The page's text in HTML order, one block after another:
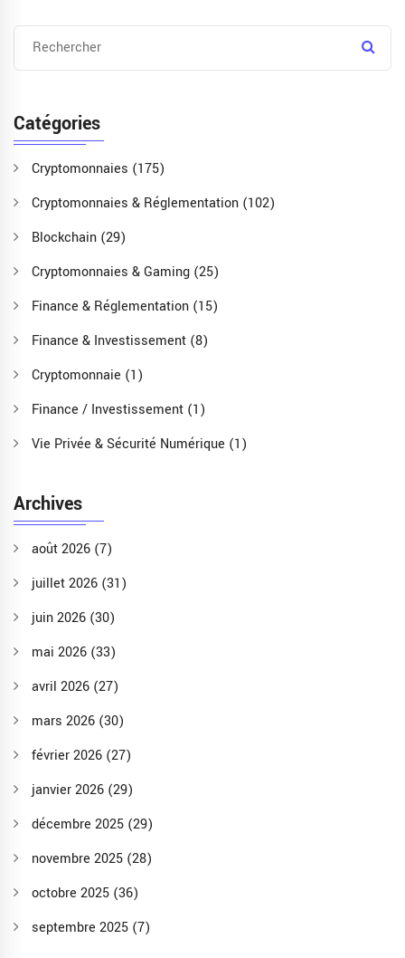
Catégories
Cryptomonnaies (175)
Cryptomonnaies & Réglementation (102)
Blockchain (29)
Cryptomonnaies & Gaming (25)
Finance & Réglementation (15)
Finance & Investissement (8)
Cryptomonnaie (1)
Finance / Investissement (1)
Vie Privée & Sécurité Numérique (1)
Archives
août 2026 (7)
juillet 2026 (31)
juin 2026 (30)
mai 2026 (33)
avril 2026 (27)
mars 2026 (30)
février 2026 (27)
janvier 2026 (29)
décembre 2025 (29)
novembre 2025 (28)
octobre 2025 (36)
septembre 2025 (7)